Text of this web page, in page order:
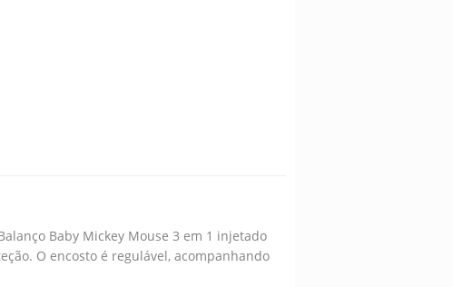
Baby Mickey Mouse 3 em 1 injetado
O encosto é regulável, acompanhando